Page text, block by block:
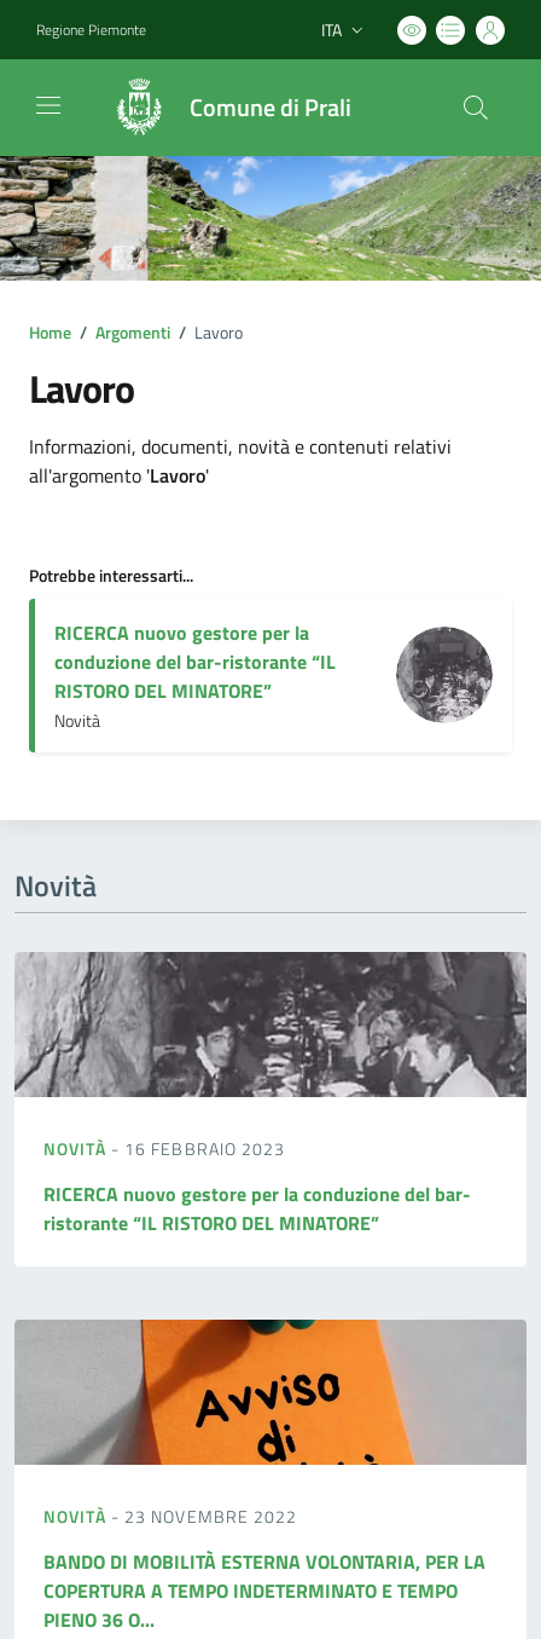
Regione Piemonte Lingua attiva:
ITA
Comune di Prali
Home / Argomenti / Lavoro
Lavoro
Dettagli argomento
Informazioni, documenti, novità e contenuti relativi
all'argomento 'Lavoro'
Potrebbe interessarti...
RICERCA nuovo gestore per la
conduzione del bar-ristorante “IL
RISTORO DEL MINATORE”
Novità
Novità
NOVITÀ - 16 FEBBRAIO 2023
RICERCA nuovo gestore per la conduzione del bar-
ristorante “IL RISTORO DEL MINATORE”
NOVITÀ - 23 NOVEMBRE 2022
BANDO DI MOBILITÀ ESTERNA VOLONTARIA, PER LA
COPERTURA A TEMPO INDETERMINATO E TEMPO
PIENO 36 O...